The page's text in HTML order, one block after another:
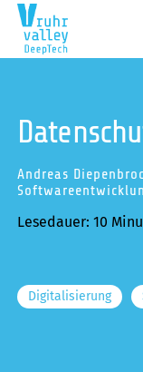
Events
Über uns
DeepTech
Projekte
Andreas
Lesedauer: 10
Digitalisierung